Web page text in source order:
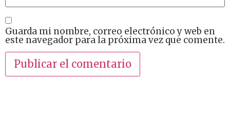
Guarda mi nombre, correo electrónico y web en
este navegador para la próxima vez que comente.